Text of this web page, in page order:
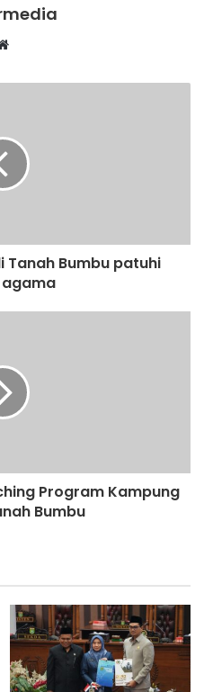
Website
Tanah Bumbu patuhi
Program Kampung
Bumbu